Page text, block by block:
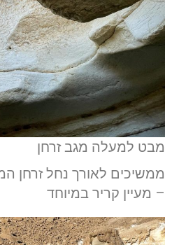
מבט למעלה מגב זרחן
ממשיכים לאורך נחל זרחן
– מעיין קריר במיוחד